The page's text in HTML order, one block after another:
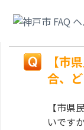
まった場合、どうすれ
【市
合、
【市県
いですか